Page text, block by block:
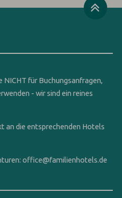
für Buchungsanfragen,
- wir sind ein reines
an die entsprechenden Hotels
office@familienhotels.de